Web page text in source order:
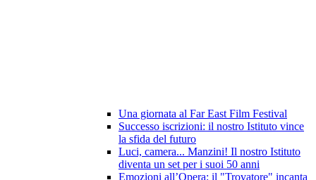
Una giornata al Far East Film Festival
Successo iscrizioni: il nostro Istituto vince
la sfida del futuro
Luci, camera... Manzini! Il nostro Istituto
diventa un set per i suoi 50 anni
Emozioni all’Opera: il "Trovatore" incanta